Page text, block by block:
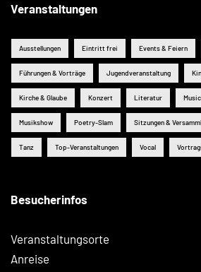
Veranstaltungen
Ausstellungen Eintritt frei Events & Feiern
Führungen & Vorträge Jugendveranstaltung
Kirche & Glaube Konzert Literatur
Musikshow Poetry-Slam Sitzungen &
Tanz Top-Veranstaltungen Vocal
Besucherinfos
Veranstaltungsorte
Anreise